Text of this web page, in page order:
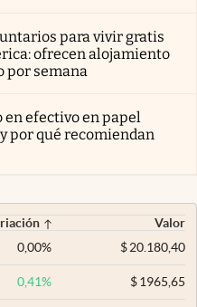
para vivir gratis
ofrecen alojamiento
por semana
efectivo en papel
por qué recomiendan
Valor
0,00% $20.180,40
0,41% $1965,65